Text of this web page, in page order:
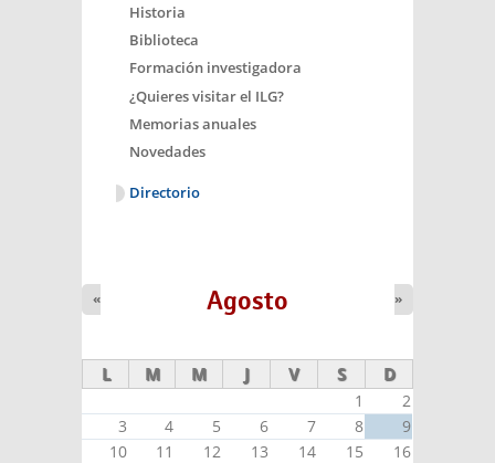
Historia
Biblioteca
Formación investigadora
¿Quieres visitar el ILG?
Memorias anuales
Novedades
Directorio
Agosto
« »
L M M J V S D
1
2
3
4 5 6 7 8
9
10
11 12 13 14 15
16